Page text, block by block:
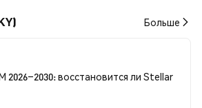
Больше
2026–2030: восстановится ли Stellar